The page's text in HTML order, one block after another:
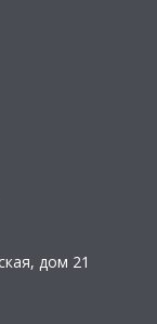
дом 21